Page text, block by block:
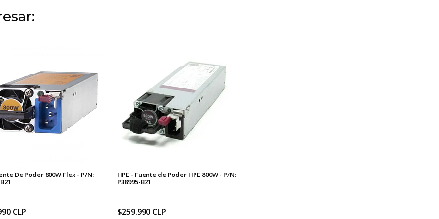
De Poder 800W Flex - P/N:
CLP
HPE - Fuente de Poder HPE 800W - P/N:
P38995-B21
$259.990 CLP